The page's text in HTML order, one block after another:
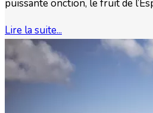
puissante onction, le fruit de
Lire la suite...